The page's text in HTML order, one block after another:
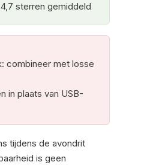
sterren gemiddeld
combineer met losse
in plaats van USB-
tijdens de avondrit
is geen